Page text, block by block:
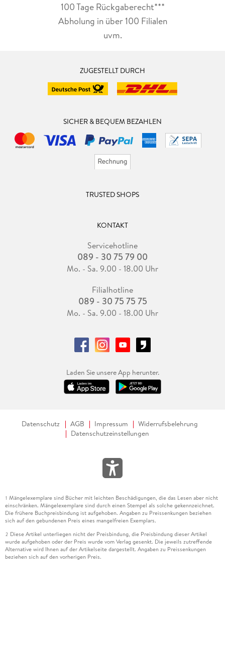
100 Tage Rückgaberecht***
Abholung in über 100 Filialen
uvm.
ZUGESTELLT DURCH
SICHER & BEQUEM BEZAHLEN
TRUSTED SHOPS
KONTAKT
Servicehotline
089 - 30 75 79 00
Mo. - Sa. 9.00 - 18.00 Uhr
Filialhotline
089 - 30 75 75 75
Mo. - Sa. 9.00 - 18.00 Uhr
Laden Sie unsere App herunter.
Datenschutz AGB Impressum
Widerrufsbelehrung
Datenschutzeinstellungen
1 Mängelexemplare sind Bücher mit leichten Beschädigungen, die das Lesen aber nicht
einschränken. Mängelexemplare sind durch einen Stempel als solche gekennzeichnet.
Die frühere Buchpreisbindung ist aufgehoben. Angaben zu Preissenkungen beziehen
sich auf den gebundenen Preis eines mangelfreien Exemplars.
2 Diese Artikel unterliegen nicht der Preisbindung, die Preisbindung dieser Artikel
wurde aufgehoben oder der Preis wurde vom Verlag gesenkt. Die jeweils zutreffende
Alternative wird Ihnen auf der Artikelseite dargestellt. Angaben zu Preissenkungen
beziehen sich auf den vorherigen Preis.